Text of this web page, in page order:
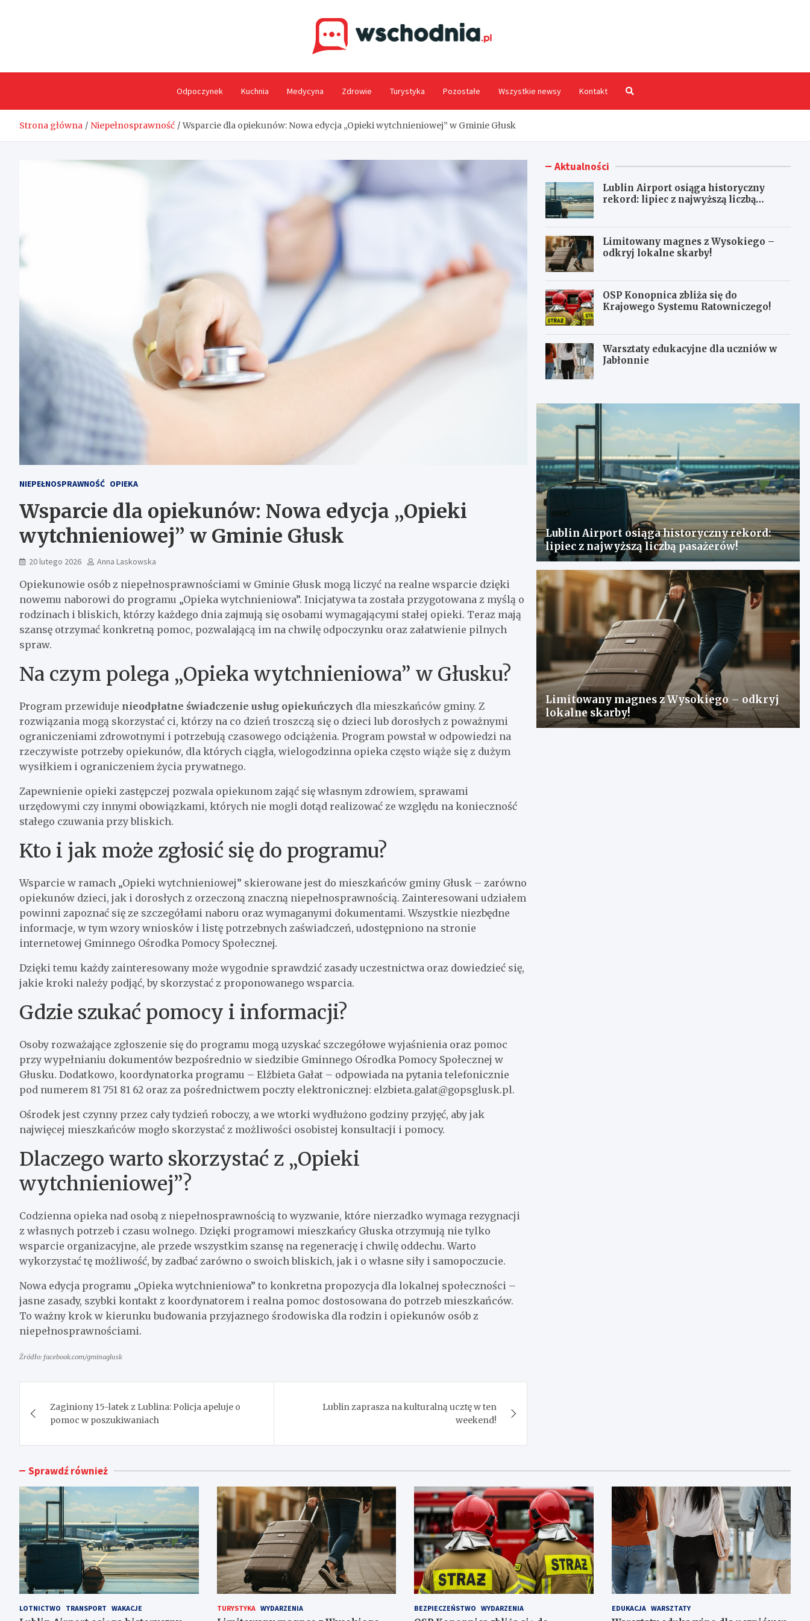
Odpoczynek Kuchnia Medycyna Zdrowie Turystyka Pozostałe Wszystkie newsy Kontakt
Strona główna Niepełnosprawność Wsparcie dla opiekunów: Nowa edycja „Opieki wytchnieniowej” w Gminie Głusk
NIEPEŁNOSPRAWNOŚĆ OPIEKA
Wsparcie dla opiekunów: Nowa edycja „Opieki
wytchnieniowej” w Gminie Głusk
20 lutego 2026 Anna Laskowska
Opiekunowie osób z niepełnosprawnościami w Gminie Głusk mogą liczyć na realne wsparcie dzięki
nowemu naborowi do programu „Opieka wytchnieniowa”. Inicjatywa ta została przygotowana z myślą o
rodzinach i bliskich, którzy każdego dnia zajmują się osobami wymagającymi stałej opieki. Teraz mają
szansę otrzymać konkretną pomoc, pozwalającą im na chwilę odpoczynku oraz załatwienie pilnych
spraw.
Na czym polega „Opieka wytchnieniowa” w Głusku?
Program przewiduje nieodpłatne świadczenie usług opiekuńczych dla mieszkańców gminy. Z
rozwiązania mogą skorzystać ci, którzy na co dzień troszczą się o dzieci lub dorosłych z poważnymi
ograniczeniami zdrowotnymi i potrzebują czasowego odciążenia. Program powstał w odpowiedzi na
rzeczywiste potrzeby opiekunów, dla których ciągła, wielogodzinna opieka często wiąże się z dużym
wysiłkiem i ograniczeniem życia prywatnego.
Zapewnienie opieki zastępczej pozwala opiekunom zająć się własnym zdrowiem, sprawami
urzędowymi czy innymi obowiązkami, których nie mogli dotąd realizować ze względu na konieczność
stałego czuwania przy bliskich.
Kto i jak może zgłosić się do programu?
Wsparcie w ramach „Opieki wytchnieniowej” skierowane jest do mieszkańców gminy Głusk – zarówno
opiekunów dzieci, jak i dorosłych z orzeczoną znaczną niepełnosprawnością. Zainteresowani udziałem
powinni zapoznać się ze szczegółami naboru oraz wymaganymi dokumentami. Wszystkie niezbędne
informacje, w tym wzory wniosków i listę potrzebnych zaświadczeń, udostępniono na stronie
internetowej Gminnego Ośrodka Pomocy Społecznej.
Dzięki temu każdy zainteresowany może wygodnie sprawdzić zasady uczestnictwa oraz dowiedzieć się,
jakie kroki należy podjąć, by skorzystać z proponowanego wsparcia.
Gdzie szukać pomocy i informacji?
Osoby rozważające zgłoszenie się do programu mogą uzyskać szczegółowe wyjaśnienia oraz pomoc
przy wypełnianiu dokumentów bezpośrednio w siedzibie Gminnego Ośrodka Pomocy Społecznej w
Głusku. Dodatkowo, koordynatorka programu – Elżbieta Gałat – odpowiada na pytania telefonicznie
pod numerem 81 751 81 62 oraz za pośrednictwem poczty elektronicznej: elzbieta.galat@gopsglusk.pl.
Ośrodek jest czynny przez cały tydzień roboczy, a we wtorki wydłużono godziny przyjęć, aby jak
najwięcej mieszkańców mogło skorzystać z możliwości osobistej konsultacji i pomocy.
Dlaczego warto skorzystać z „Opieki
wytchnieniowej”?
Codzienna opieka nad osobą z niepełnosprawnością to wyzwanie, które nierzadko wymaga rezygnacji
z własnych potrzeb i czasu wolnego. Dzięki programowi mieszkańcy Głuska otrzymują nie tylko
wsparcie organizacyjne, ale przede wszystkim szansę na regenerację i chwilę oddechu. Warto
wykorzystać tę możliwość, by zadbać zarówno o swoich bliskich, jak i o własne siły i samopoczucie.
Nowa edycja programu „Opieka wytchnieniowa” to konkretna propozycja dla lokalnej społeczności –
jasne zasady, szybki kontakt z koordynatorem i realna pomoc dostosowana do potrzeb mieszkańców.
To ważny krok w kierunku budowania przyjaznego środowiska dla rodzin i opiekunów osób z
niepełnosprawnościami.
Źródło: facebook.com/gminaglusk
wpisu
Zaginiony 15-latek z Lublina: Policja apeluje o
pomoc w poszukiwaniach
Lublin zaprasza na kulturalną ucztę w ten
weekend!
Aktualności
Lublin Airport osiąga historyczny
rekord: lipiec z najwyższą liczbą
Limitowany magnes z Wysokiego –
odkryj lokalne skarby!
OSP Konopnica zbliża się do
Krajowego Systemu Ratowniczego!
Warsztaty edukacyjne dla uczniów w
Jabłonnie
Lublin Airport osiąga historyczny rekord:
lipiec z najwyższą liczbą pasażerów!
Limitowany magnes z Wysokiego – odkryj
lokalne skarby!
Sprawdź również
LOTNICTWO TRANSPORT WAKACJE TURYSTYKA WYDARZENIA BEZPIECZEŃSTWO WYDARZENIA EDUKACJA WARSZTATY